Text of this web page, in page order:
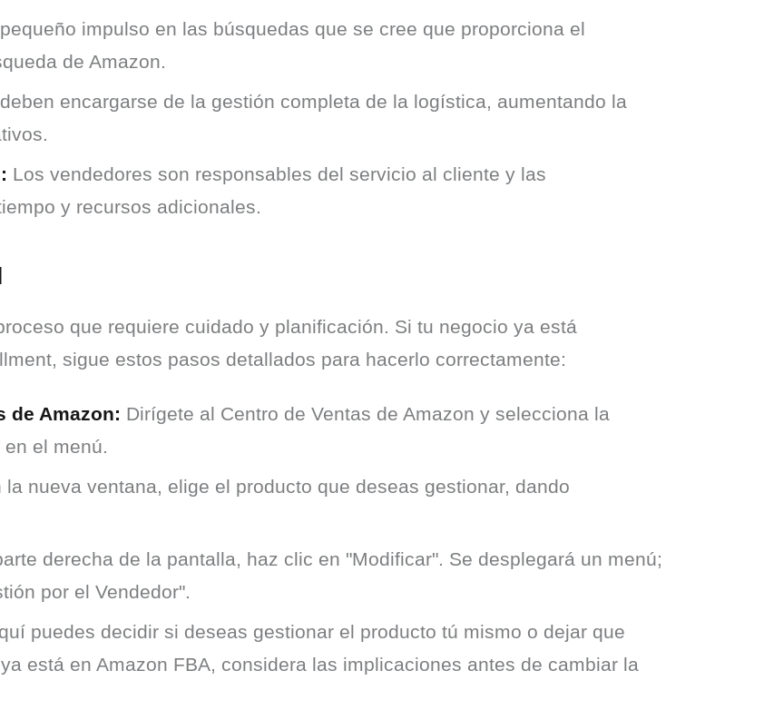
impulso en las búsquedas que se cree que proporciona el
de Amazon.
encargarse de la gestión completa de la logística, aumentando la
Los vendedores son responsables del servicio al cliente y las
y recursos adicionales.
que requiere cuidado y planificación. Si tu negocio ya está
sigue estos pasos detallados para hacerlo correctamente:
de Amazon: Dirígete al Centro de Ventas de Amazon y selecciona la
el menú.
la nueva ventana, elige el producto que deseas gestionar, dando
derecha de la pantalla, haz clic en "Modificar". Se desplegará un menú;
por el Vendedor".
puedes decidir si deseas gestionar el producto tú mismo o dejar que
está en Amazon FBA, considera las implicaciones antes de cambiar la